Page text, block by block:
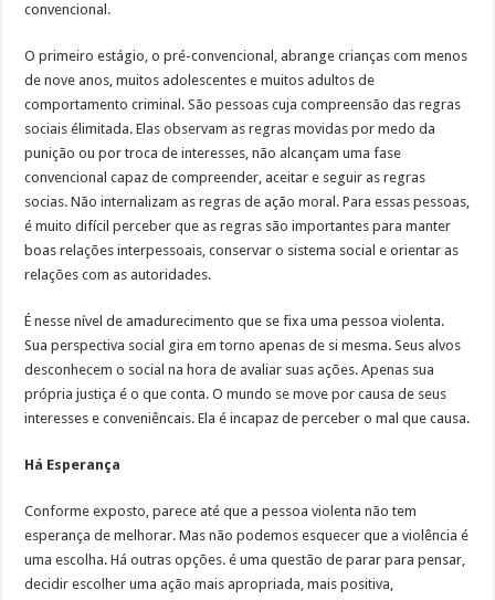
convencional.
O primeiro estágio, o pré-convencional, abrange crianças com menos
de nove anos, muitos adolescentes e muitos adultos de
comportamento criminal. São pessoas cuja compreensão das regras
sociais élimitada. Elas observam as regras movidas por medo da
punição ou por troca de interesses, não alcançam uma fase
convencional capaz de compreender, aceitar e seguir as regras
socias. Não internalizam as regras de ação moral. Para essas pessoas,
é muito difícil perceber que as regras são importantes para manter
boas relações interpessoais, conservar o sistema social e orientar as
relações com as autoridades.
É nesse nível de amadurecimento que se fixa uma pessoa violenta.
Sua perspectiva social gira em torno apenas de si mesma. Seus alvos
desconhecem o social na hora de avaliar suas ações. Apenas sua
própria justiça é o que conta. O mundo se move por causa de seus
interesses e conveniêncais. Ela é incapaz de perceber o mal que causa.
Há Esperança
Conforme exposto, parece até que a pessoa violenta não tem
esperança de melhorar. Mas não podemos esquecer que a violência é
uma escolha. Há outras opções. é uma questão de parar para pensar,
decidir escolher uma ação mais apropriada, mais positiva,